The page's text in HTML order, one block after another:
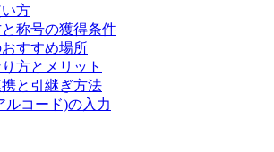
方
称号の獲得条件
すすめ場所
方とメリット
と引継ぎ方法
ルコード)の入力